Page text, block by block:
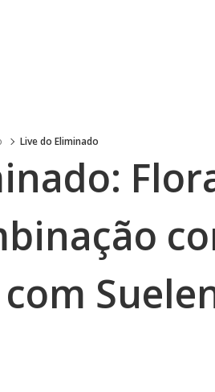
Live do Eliminado